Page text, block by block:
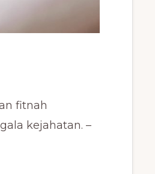
fitnah
kejahatan. –